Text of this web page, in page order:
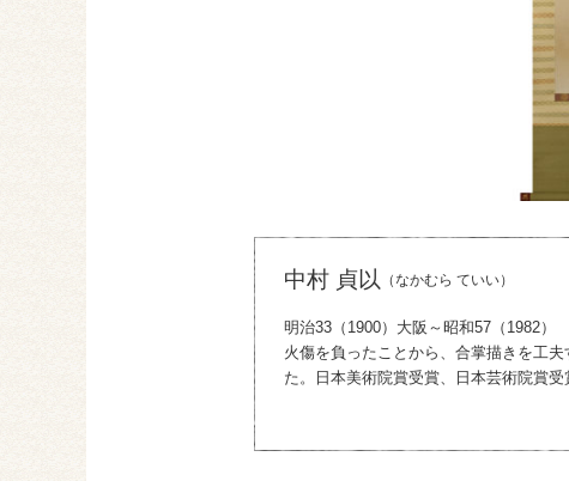
中村 貞以 （なかむら ていい）
明治33（1900）大阪～昭和57（1982
火傷を負ったことから、合掌描きを工
た。日本美術院賞受賞、日本芸術院賞受